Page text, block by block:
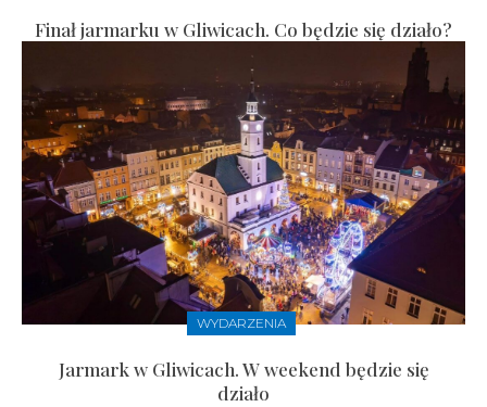
Finał jarmarku w Gliwicach. Co będzie się działo?
WYDARZENIA
Jarmark w Gliwicach. W weekend będzie się
działo